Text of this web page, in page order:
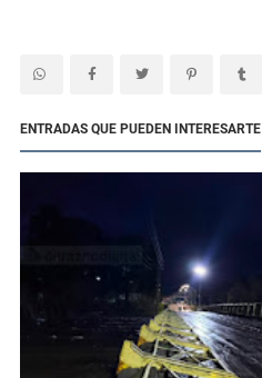
ENTRADAS QUE PUEDEN INTERESARTE